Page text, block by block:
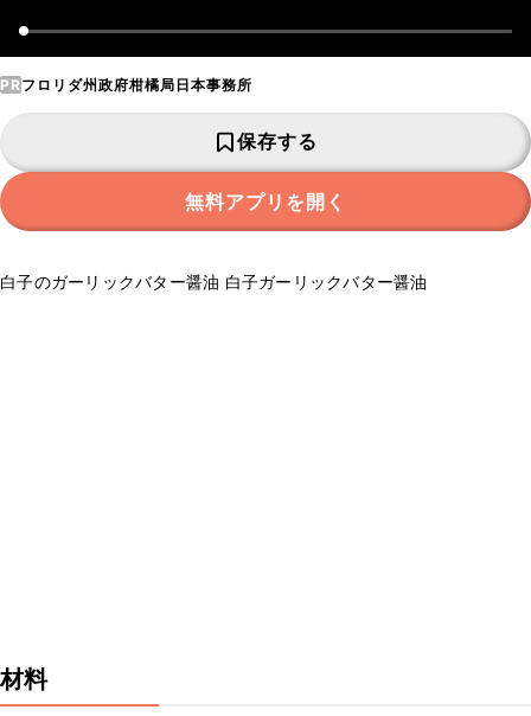
PRフロリダ州政府柑橘局日本事務所
保存する
無料アプリを開く
白子のガーリックバター醤油 白子ガーリックバター醤油
材料